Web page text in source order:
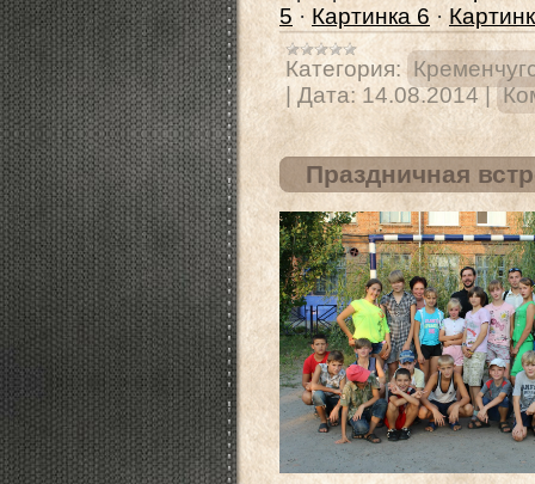
5 · Картинка 6 ·
Категория:
|Дата: 14.08.2014 |
Праздничная